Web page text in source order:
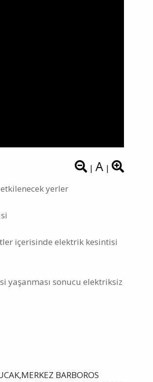
| A|
yerler
içerisinde elektrik kesintisi
yaşanması sonucu elektriksiz
BARBOROS